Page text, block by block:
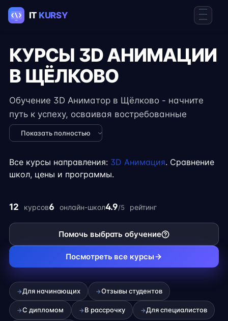
КУРСЫ 3D АНИМАЦИИ
В ЩЁЛКОВО
Обучение 3D Аниматор в Щёлково - начните
путь к успеху, осваивая востребованные
навыки в IT. Курсы подходят для новичков и
специалистов с опытом, включают
консультации экспертов. Гибкий формат
фрилансе.
Показать полностью
Все курсы направления: 3D Анимация. Сравнение
школ, цены и программы.
12 курсов6 онлайн-школ4.9/5 рейтинг
Помочь выбрать обучение
Посмотреть все курсы
→Для начинающих →Отзывы студентов
→С дипломом →В рассрочку →Для специалистов